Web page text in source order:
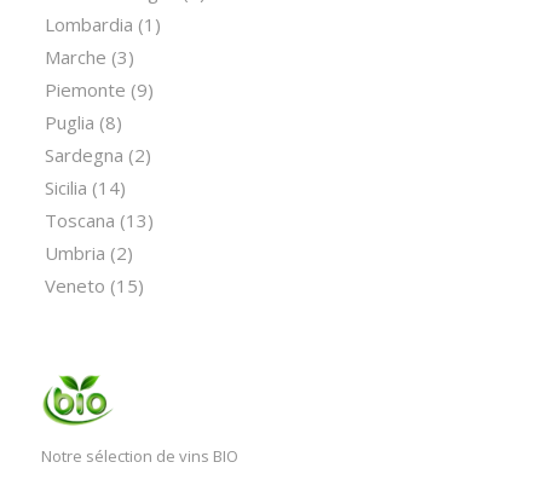
Lombardia (1)
Marche (3)
Piemonte (9)
Puglia (8)
Sardegna (2)
Sicilia (14)
Toscana (13)
Umbria (2)
Veneto (15)
Notre sélection de vins BIO